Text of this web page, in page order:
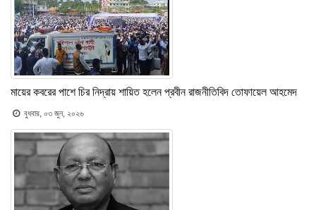
মায়ের কবরের পাশে চির নিদ্রায় শায়িত হলেন প্রবীন রাজনীতিবিদ তোফায়েল আহমেদ
বুধবার, ০৩ জুন, ২০২৬